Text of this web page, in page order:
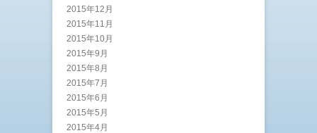
2015年12月
2015年11月
2015年10月
2015年9月
2015年8月
2015年7月
2015年6月
2015年5月
2015年4月